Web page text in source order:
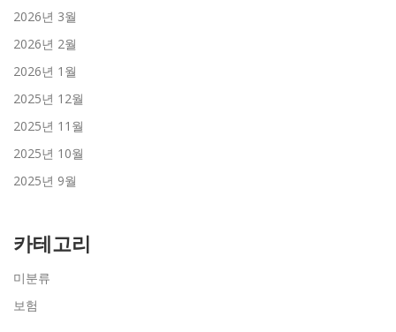
2026년 3월
2026년 2월
2026년 1월
2025년 12월
2025년 11월
2025년 10월
2025년 9월
카테고리
미분류
보험